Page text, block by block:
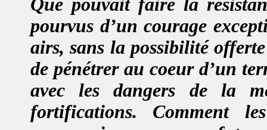
Que pouvait faire la
pourvus d’un courage
airs, sans la possibilité
de pénétrer au coeur d’un
avec les dangers de la
fortifications. Comment